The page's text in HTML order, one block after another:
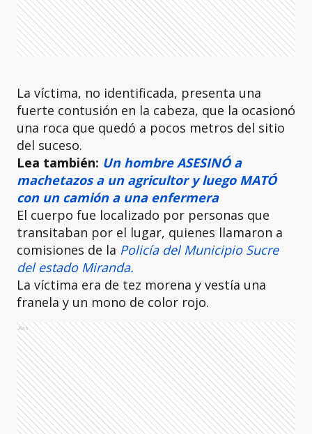
La víctima, no identificada, presenta una
fuerte contusión en la cabeza, que la ocasionó
una roca que quedó a pocos metros del sitio
del suceso.
Lea también: Un hombre ASESINÓ a
machetazos a un agricultor y luego MATÓ
con un camión a una enfermera
El cuerpo fue localizado por personas que
transitaban por el lugar, quienes llamaron a
comisiones de la Policía del Municipio Sucre
del estado Miranda.
La víctima era de tez morena y vestía una
franela y un mono de color rojo.
Ads